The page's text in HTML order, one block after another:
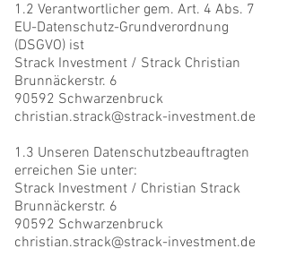
1.2 Verantwortlicher gem. Art. 4 Abs. 7
EU-Datenschutz-Grundverordnung
(DSGVO) ist
Strack Investment / Strack Christian
Brunnäckerstr. 6
90592 Schwarzenbruck
christian.strack@strack-investment.de
1.3 Unseren Datenschutzbeauftragten
erreichen Sie unter:
Strack Investment / Christian Strack
Brunnäckerstr. 6
90592 Schwarzenbruck
christian.strack@strack-investment.de